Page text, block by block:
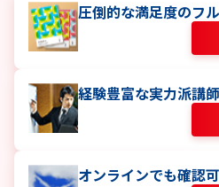
圧倒的な満足度のフ
経験豊富な実力派講
オンラインでも確認